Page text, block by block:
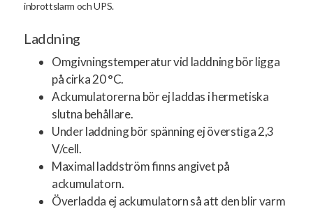
inbrottslarm och UPS.
Laddning
Omgivningstemperatur vid laddning bör ligga
på cirka 20 °C.
Ackumulatorerna bör ej laddas i hermetiska
slutna behållare.
Under laddning bör spänning ej överstiga 2,3
V/cell.
Maximal laddström finns angivet på
ackumulatorn.
Överladda ej ackumulatorn så att den blir varm